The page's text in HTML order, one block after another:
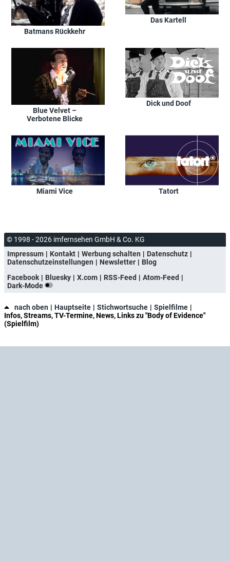
Batmans Rückkehr
Das Kartell
Blue Velvet –
Verbotene Blicke
Dick und Doof
Miami Vice Tatort
© 1998 - 2026 imfernsehen GmbH & Co. KG
Impressum
Kontakt Werbung schalten
Datenschutz
Datenschutzeinstellungen
Newsletter
Blog
Facebook
Bluesky X.com RSS-Feed
Atom-Feed
Dark-Mode
nach oben Hauptseite Stichwortsuche
Spielfilme
Infos, Streams, TV-Termine, News, Links zu "Body of Evidence"
(Spielfilm)